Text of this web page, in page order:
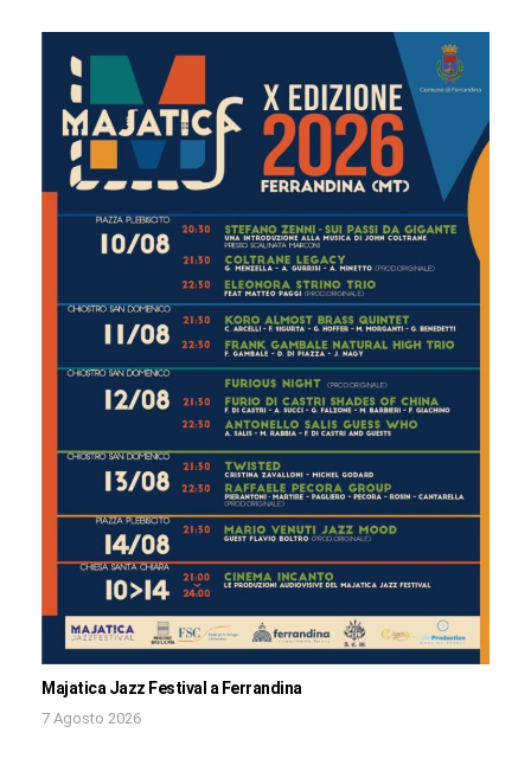
Majatica Jazz Festival a Ferrandina
7 Agosto 2026